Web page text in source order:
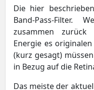
Die hier
Band-Pass-Filter.
zusammen
Energie es
(kurz gesagt)
in Bezug auf die
Das meiste der